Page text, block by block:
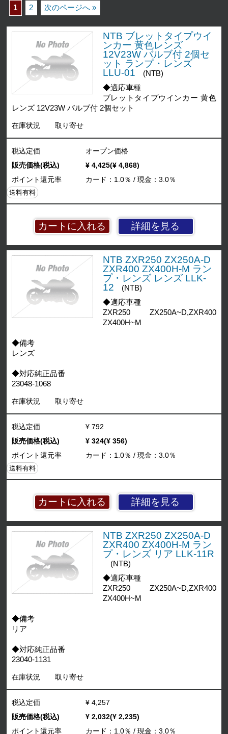
1
2 次のページへ »
NTB ブレットタイプウイ
ンカー 黄色レンズ
12V23W バルブ付 2個セ
ット ランプ・レンズ
LLU-01
(NTB)
◆適応車種
ブレットタイプウインカー 黄色
レンズ 12V23W バルブ付 2個セット
在庫状況 取り寄せ
詳細を見る
税込定価
オープン価格
販売価格(税込)
¥ 4,425(¥ 4,868)
ポイント還元率
カード：1.0％ / 現金：3.0％
送料有料
NTB ZXR250 ZX250A-D
ZXR400 ZX400H-M ラン
プ・レンズ レンズ LLK-
12
(NTB)
◆適応車種
ZXR250 ZX250A~D,ZXR400
ZX400H~M
◆備考
レンズ
◆対応純正品番
23048-1068
在庫状況 取り寄せ
詳細を見る
税込定価
¥ 792
販売価格(税込)
¥ 324(¥ 356)
ポイント還元率
カード：1.0％ / 現金：3.0％
送料有料
NTB ZXR250 ZX250A-D
ZXR400 ZX400H-M ラン
プ・レンズ リア LLK-11R
(NTB)
◆適応車種
ZXR250 ZX250A~D,ZXR400
ZX400H~M
◆備考
リア
◆対応純正品番
23040-1131
在庫状況 取り寄せ
税込定価
¥ 4,257
販売価格(税込)
¥ 2,032(¥ 2,235)
ポイント還元率
カード：1.0％ / 現金：3.0％